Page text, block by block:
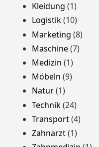
Kleidung (1)
Logistik(10)
Marketing (8)
Maschine(7)
Medizin (1)
Möbeln (9)
Natur(1)
Technik(24)
Transport(4)
Zahnarzt(1)